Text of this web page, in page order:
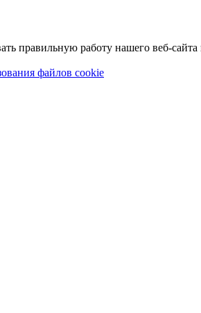
правильную работу нашего веб-сайта
файлов cookie